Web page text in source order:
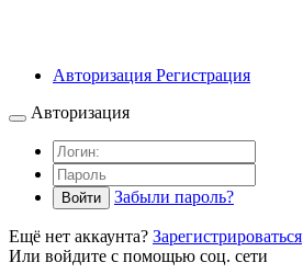
Авторизация Регистрация
Авторизация
Войти Забыли пароль?
Ещё нет аккаунта? Зарегистрироваться
Или войдите с помощью соц. сети